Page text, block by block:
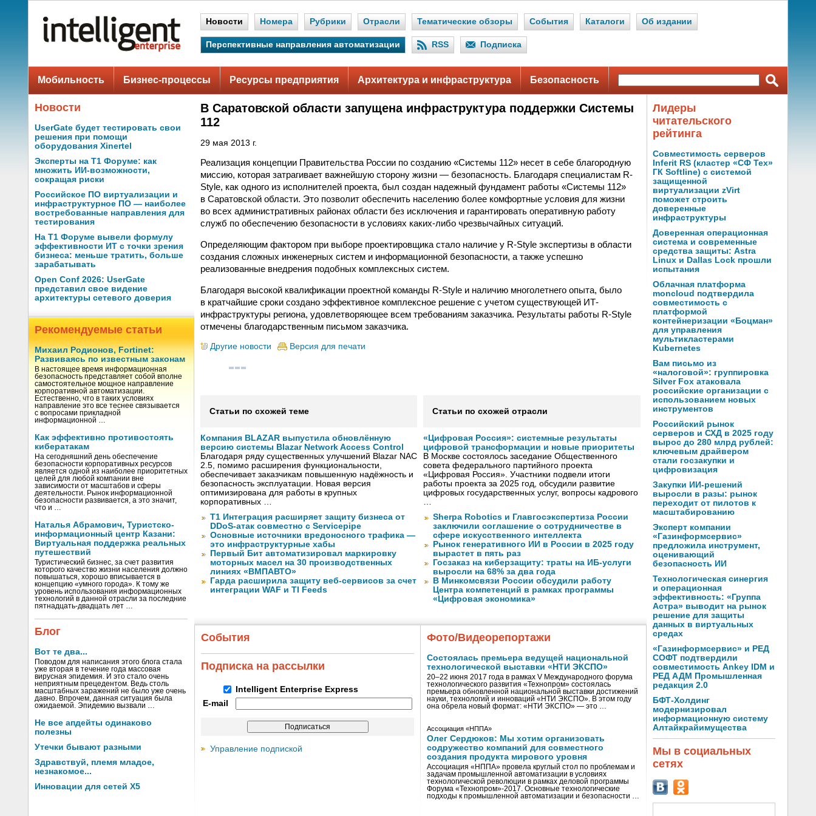
Новости Номера Рубрики Отрасли Тематические обзоры События Каталоги Об издании
Перспективные направления автоматизации RSS Подписка
Мобильность Бизнес-процессы Ресурсы предприятия Архитектура и инфраструктура Безопасность
Новости
UserGate будет тестировать свои
решения при помощи
оборудования Xinertel
Эксперты на Т1 Форуме: как
множить ИИ-возможности,
сокращая риски
Российское ПО виртуализации и
инфраструктурное ПО — наиболее
востребованные направления для
тестирования
На Т1 Форуме вывели формулу
эффективности ИТ с точки зрения
бизнеса: меньше тратить, больше
зарабатывать
Open Conf 2026: UserGate
представил свое видение
архитектуры сетевого доверия
Рекомендуемые статьи
Михаил Родионов, Fortinet:
Развиваясь по известным законам
В настоящее время информационная
безопасность представляет собой вполне
самостоятельное мощное направление
корпоративной автоматизации.
Естественно, что в таких условиях
направление это все теснее связывается
с вопросами прикладной
информационной …
Как эффективно противостоять
кибератакам
На сегодняшний день обеспечение
безопасности корпоративных ресурсов
является одной из наиболее приоритетных
целей для любой компании вне
зависимости от масштабов и сферы
деятельности. Рынок информационной
безопасности развивается, а это значит,
что и …
Наталья Абрамович, Туристско-
информационный центр Казани:
Виртуальная поддержка реальных
путешествий
Туристический бизнес, за счет развития
которого качество жизни населения должно
повышаться, хорошо вписывается в
концепцию «умного города». К тому же
уровень использования информационных
технологий в данной отрасли за последние
пятнадцать-двадцать лет …
Блог
Вот те два...
Поводом для написания этого блога стала
уже вторая в течение года массовая
вирусная эпидемия. И это стало очень
неприятным прецедентом. Ведь столь
масштабных заражений не было уже очень
давно. Впрочем, данная ситуация была
ожидаемой. Эпидемию вызвали …
Не все апдейты одинаково
полезны
Утечки бывают разными
Здравствуй, племя младое,
незнакомое...
Инновации для сетей X5
В Саратовской области запущена инфраструктура поддержки Системы
112
29 мая 2013 г.
Реализация концепции Правительства России по созданию «Системы 112» несет в себе благородную
миссию, которая затрагивает важнейшую сторону жизни — безопасность. Благодаря специалистам R-
Style, как одного из исполнителей проекта, был создан надежный фундамент работы «Системы 112»
в Саратовской области. Это позволит обеспечить населению более комфортные условия для жизни
во всех административных районах области без исключения и гарантировать оперативную работу
служб по обеспечению безопасности в условиях каких-либо чрезвычайных ситуаций.
Определяющим фактором при выборе проектировщика стало наличие у R-Style экспертизы в области
создания сложных инженерных систем и информационной безопасности, а также успешно
реализованные внедрения подобных комплексных систем.
Благодаря высокой квалификации проектной команды R-Style и наличию многолетнего опыта, было
в кратчайшие сроки создано эффективное комплексное решение с учетом существующей ИТ-
инфраструктуры региона, удовлетворяющее всем требованиям заказчика. Результаты работы R-Style
отмечены благодарственным письмом заказчика.
Другие новости Версия для печати
Статьи по схожей теме
Компания BLAZAR выпустила обновлённую
версию системы Blazar Network Access Control
Благодаря ряду существенных улучшений Blazar NAC
2.5, помимо расширения функциональности,
обеспечивает заказчикам повышенную надёжность и
безопасность эксплуатации. Новая версия
оптимизирована для работы в крупных
корпоративных …
Т1 Интеграция расширяет защиту бизнеса от
DDoS-атак совместно с Servicepipe
Основные источники вредоносного трафика —
это инфраструктурные хабы
Первый Бит автоматизировал маркировку
моторных масел на 30 производственных
линиях «ВМПАВТО»
Гарда расширила защиту веб-сервисов за счет
интеграции WAF и TI Feeds
Статьи по схожей отрасли
«Цифровая Россия»: системные результаты
цифровой трансформации и новые приоритеты
В Москве состоялось заседание Общественного
совета федерального партийного проекта
«Цифровая Россия». Участники подвели итоги
работы проекта за 2025 год, обсудили развитие
цифровых государственных услуг, вопросы кадрового
…
Sherpa Robotics и Главгосэкспертиза России
заключили соглашение о сотрудничестве в
сфере искусственного интеллекта
Рынок генеративного ИИ в России в 2025 году
вырастет в пять раз
Госзаказ на киберзащиту: траты на ИБ-услуги
выросли на 68% за два года
В Минкомсвязи России обсудили работу
Центра компетенций в рамках программы
«Цифровая экономика»
События
Подписка на рассылки
Intelligent Enterprise Express
E-mail
Управление подпиской
Фото/Видеорепортажи
Состоялась премьера ведущей национальной
технологической выставки «НТИ ЭКСПО»
20–22 июня 2017 года в рамках V Международного форума
технологического развития «Технопром» состоялась
премьера обновленной национальной выставки достижений
науки, технологий и инноваций «НТИ ЭКСПО». В этом году
она обрела новый формат: «НТИ ЭКСПО» — это …
Ассоциация «НППА»
Олег Сердюков: Мы хотим организовать
содружество компаний для совместного
создания продукта мирового уровня
Ассоциация «НППА» провела круглый стол по проблемам и
задачам промышленной автоматизации в условиях
технологической революции в рамках деловой программы
Форума «Технопром»-2017. Основные технологические
подходы к промышленной автоматизации и безопасности …
Лидеры
читательского
рейтинга
Совместимость серверов
Inferit RS (кластер «СФ Тех»
ГК Softline) с системой
защищенной
виртуализации zVirt
поможет строить
доверенные
инфраструктуры
Доверенная операционная
система и современные
средства защиты: Astra
Linux и Dallas Lock прошли
испытания
Облачная платформа
moncloud подтвердила
совместимость с
платформой
контейнеризации «Боцман»
для управления
мультикластерами
Kubernetes
Вам письмо из
«налоговой»: группировка
Silver Fox атаковала
российские организации с
использованием новых
инструментов
Российский рынок
серверов и СХД в 2025 году
вырос до 280 млрд рублей:
ключевым драйвером
стали госзакупки и
цифровизация
Закупки ИИ-решений
выросли в разы: рынок
переходит от пилотов к
масштабированию
Эксперт компании
«Газинформсервис»
предложила инструмент,
оценивающий
безопасность ИИ
Технологическая синергия
и операционная
эффективность: «Группа
Астра» выводит на рынок
решение для защиты
данных в виртуальных
средах
«Газинформсервис» и РЕД
СОФТ подтвердили
совместимость Ankey IDM и
РЕД АДМ Промышленная
редакция 2.0
БФТ-Холдинг
модернизировал
информационную систему
Алтайкрайимущества
Мы в социальных
сетях